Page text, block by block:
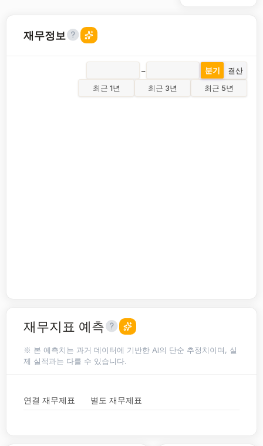
재무정보
~ 분기
결산
최근 1년
최근 3년 최근 5년
재무지표 예측
※ 본 예측치는 과거 데이터에 기반한 AI의 단순 추정치이며, 실
제 실적과는 다를 수 있습니다.
연결 재무제표 별도 재무제표